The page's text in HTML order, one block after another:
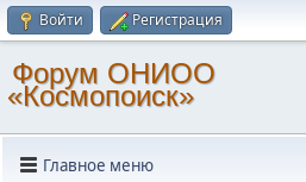
Войти Регистрация
Форум ОНИОО
«Космопоиск»
Главное меню